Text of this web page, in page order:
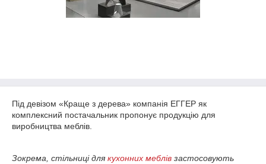
Під девізом «Краще з дерева» компанія ЕГГЕР як
комплексний постачальник пропонує продукцію для
виробництва меблів.
Зокрема, стільниці для кухонних меблів застосовують